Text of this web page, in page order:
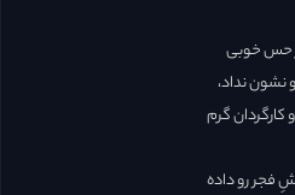
شیر حس خوبی
نشون نداد،
گرم
فجر رو داده